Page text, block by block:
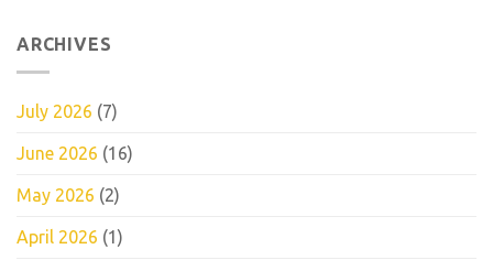
ARCHIVES
July 2026 (7)
June 2026 (16)
May 2026 (2)
April 2026 (1)